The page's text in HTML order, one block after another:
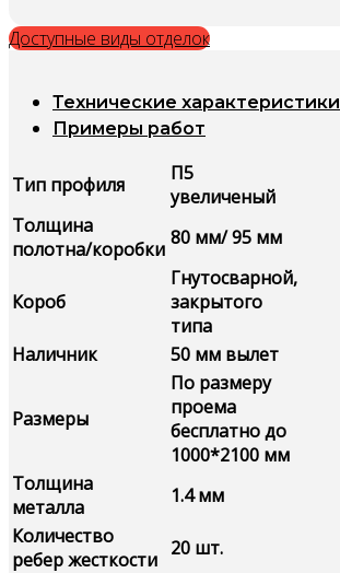
Доступные виды отделок
Технические характеристики
Примеры работ
Тип профиля
П5
увеличеный
Толщина
полотна/коробки 80 мм/ 95 мм
Короб
Гнутосварной,
закрытого
типа
Наличник
50 мм вылет
Размеры
По размеру
проема
бесплатно до
1000*2100 мм
Толщина
металла
1.4 мм
Количество
ребер жесткости 20 шт.